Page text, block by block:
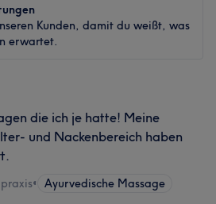
Kunden, damit du weißt, was
erwartet.
die ich je hatte! Meine
und Nackenbereich haben
• Ayurvedische Massage